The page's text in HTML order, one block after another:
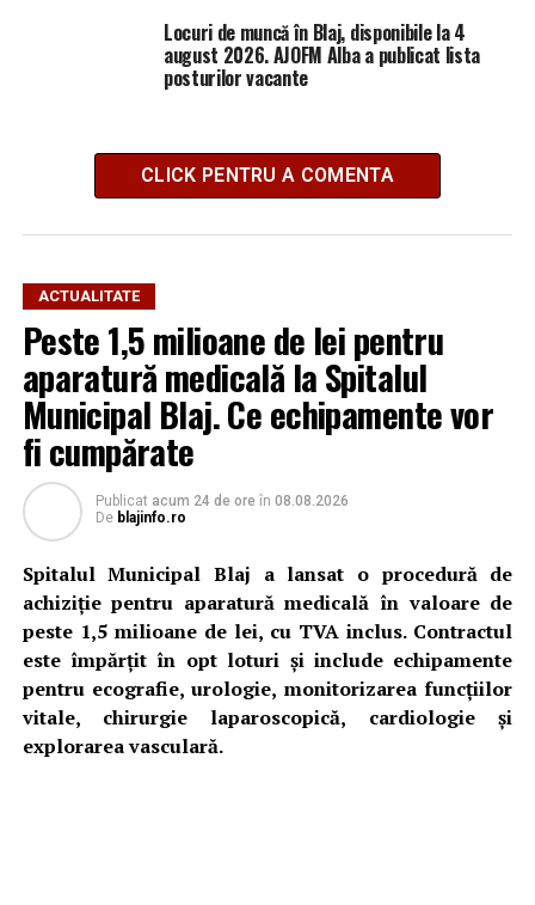
Locuri de muncă în Blaj, disponibile la 4
august 2026. AJOFM Alba a publicat lista
posturilor vacante
CLICK PENTRU A COMENTA
ACTUALITATE
Peste 1,5 milioane de lei pentru
aparatură medicală la Spitalul
Municipal Blaj. Ce echipamente vor
fi cumpărate
Publicat acum 24 de ore în 08.08.2026
De blajinfo.ro
Spitalul Municipal Blaj a lansat o procedură de
achiziție pentru aparatură medicală în valoare de
peste 1,5 milioane de lei, cu TVA inclus. Contractul
este împărțit în opt loturi și include echipamente
pentru ecografie, urologie, monitorizarea funcțiilor
vitale, chirurgie laparoscopică, cardiologie și
explorarea vasculară.